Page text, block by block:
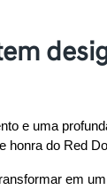
e uma
do Red
em